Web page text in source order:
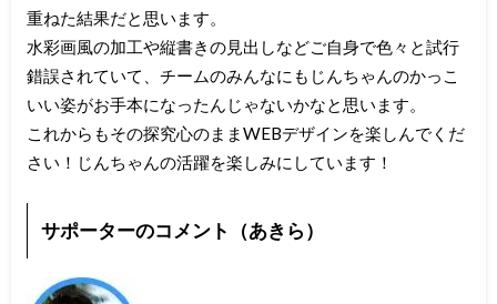
重ねた結果だと思います。
水彩画風の加工や縦書きの見出しなどご自身で色々と試行
錯誤されていて、チームのみんなにもじんちゃんのかっこ
いい姿がお手本になったんじゃないかなと思います。
これからもその探究心のままWEBデザインを楽しんでくだ
さい！じんちゃんの活躍を楽しみにしています！
サポーターのコメント（あきら）